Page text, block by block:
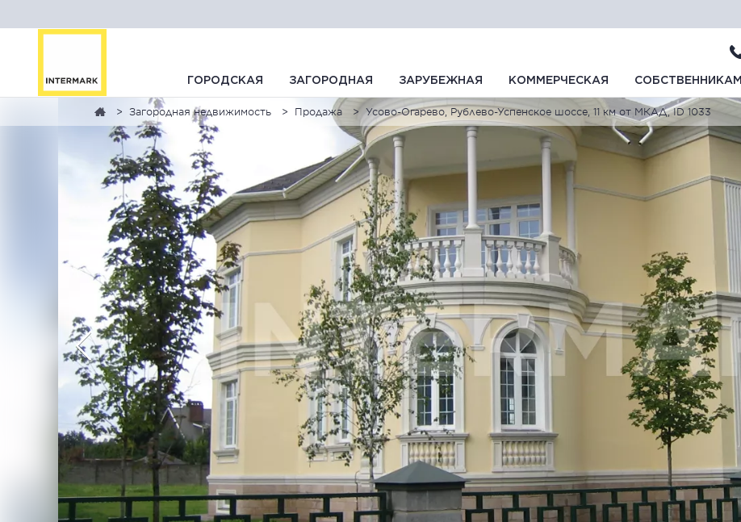
ГОРОДСКАЯ ЗАГОРОДНАЯ ЗАРУБЕЖНАЯ КОММЕРЧЕСКАЯ СОБСТВЕННИКАМ
Загородная недвижимость Продажа Усово-Огарево, Рублево-Успенское шоссе, 11 км от МКАД, ID 1033